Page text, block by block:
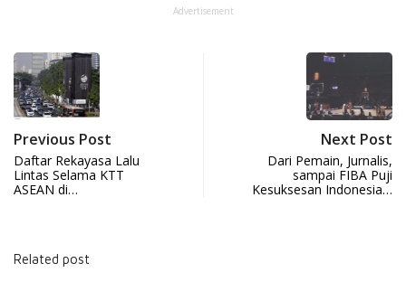
Advertisement
Previous Post
Daftar Rekayasa Lalu
Lintas Selama KTT
ASEAN di…
Next Post
Dari Pemain, Jurnalis,
sampai FIBA Puji
Kesuksesan Indonesia…
Related post